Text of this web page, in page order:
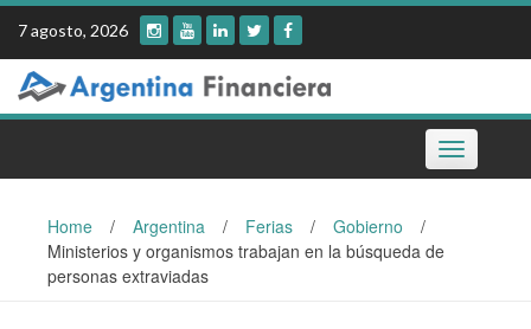
Skip
content
7 agosto, 2026
Toggle
navigation
Home / Argentina / Ferias / Gobierno
/
Ministerios y organismos trabajan en la búsqueda de
personas extraviadas